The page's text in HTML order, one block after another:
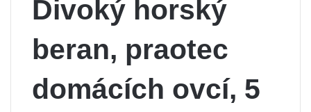
Divoký horský
beran, praotec
domácích ovcí, 5